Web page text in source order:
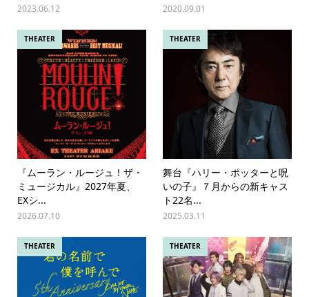
2023.06.12 2020.09.01
THEATER
『ムーラン・ルージュ！ザ・
ミュージカル』2027年夏、
EXシ...
2026.07.10
THEATER
舞台『ハリー・ポッターと呪
いの子』７月からの新キャス
ト22名...
2025.03.11
THEATER THEATER